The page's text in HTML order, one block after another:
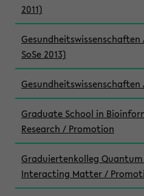
2011)
SoSe 2013)
Graduate School in
Research / Promotion
Graduiertenkolleg
Interacting Matter /